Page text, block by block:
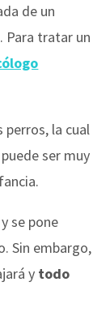
de un
Para tratar un
la cual
ser muy
se pone
Sin embargo,
y todo